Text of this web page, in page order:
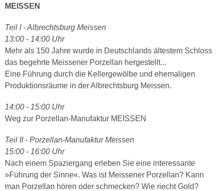
MEISSEN
Teil I - Albrechtsburg Meissen
13:00 - 14:00 Uhr
Mehr als 150 Jahre wurde in Deutschlands ältestem Schloss
das begehrte Meissener Porzellan hergestellt...
Eine Führung durch die Kellergewölbe und ehemaligen
Produktionsräume in der Albrechtsburg Meissen.
14:00 - 15:00 Uhr
Weg zur Porzellan-Manufaktur MEISSEN
Teil II - Porzellan-Manufaktur Meissen
15:00 - 16:00 Uhr
Nach einem Spaziergang erleben Sie eine interessante
»Führung der Sinne«. Was ist Meissener Porzellan? Kann
man Porzellan hören oder schmecken? Wie riecht Gold?